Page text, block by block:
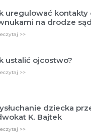
uregulować
na drodze
>>
ustalić ojcostwo?
>>
dziecka
K. Bajtek
>>